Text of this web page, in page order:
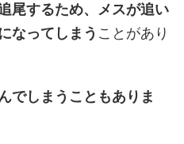
尾するため、メスが追い
なってしまう ことがあり
でしまうこともありま